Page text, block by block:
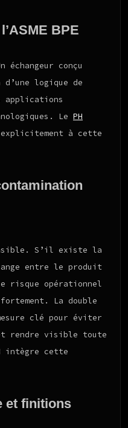
BPE
conçu
d’une logique de
applications
Le PH
explicitement à cette
S’il existe la
entre le produit
opérationnel
La double
clé pour éviter
rendre visible toute
intègre cette
et finitions